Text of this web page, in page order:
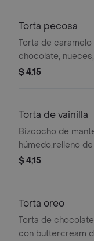
Torta pecosa
Torta de
chocolate,
relleno de manjar,
galletas de miel.
$ 4,15
Torta de vainilla
Bizcocho de
húmedo,relleno
con buttercream y
$ 4,15
Torta oreo
Torta de
con buttercream